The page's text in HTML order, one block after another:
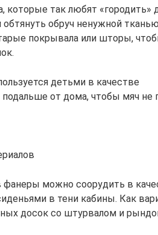
которые так любят «городить»
обруч ненужной
покрывала или шторы,
детьми в качестве
от дома, чтобы мяч не
можно соорудить в
в тени кабины. Как
досок со штурвалом и